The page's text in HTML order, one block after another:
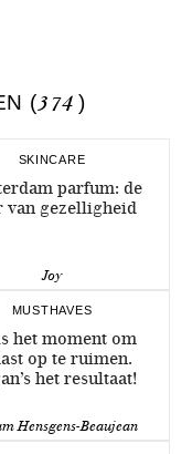
(374 )
SKINCARE
parfum: de
van gezelligheid
Joy
MUSTHAVES
het moment om
op te ruimen.
het resultaat!
Hensgens-Beaujean